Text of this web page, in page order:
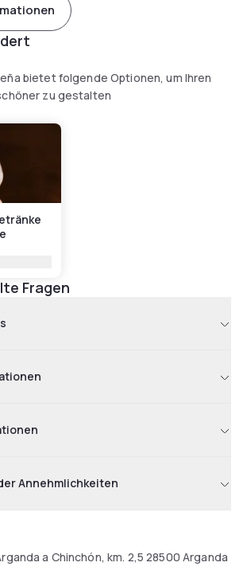
bietet folgende Optionen, um Ihren
zu gestalten
Fragen
Annehmlichkeiten
a Chinchón, km. 2,5 28500 Arganda